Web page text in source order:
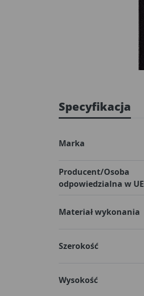
Specyfikacja
Marka
Producent/Osoba
odpowiedzialna w UE
Materiał wykonania
Szerokość
Wysokość